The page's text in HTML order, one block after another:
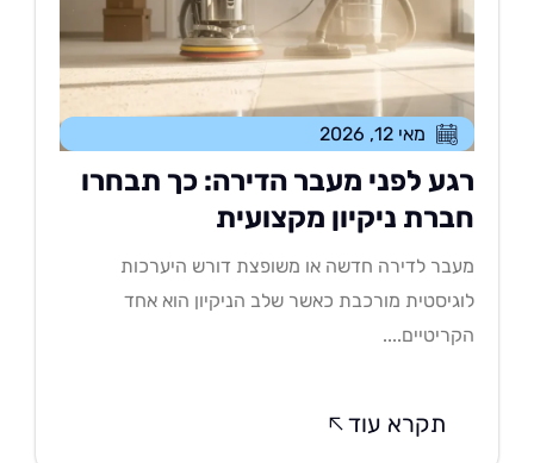
מאי 12, 2026
לפני מעבר הדירה: כך תבחרו
ניקיון מקצועית
לדירה חדשה או משופצת דורש היערכות
מורכבת כאשר שלב הניקיון הוא אחד
תקרא עוד